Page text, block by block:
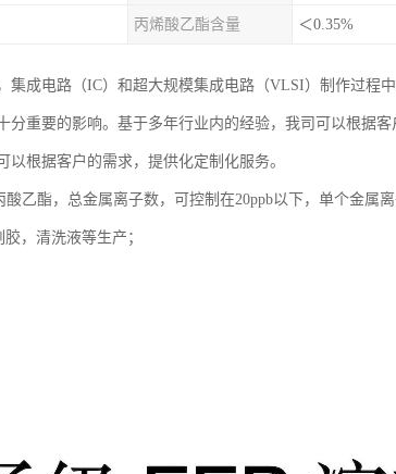
丙烯酸乙酯含量 ＜0.35%
集成电路（IC）和超大规模集成电路（VLSI）制作过程
分重要的影响。基于多年行业内的经验，我司可以根据
根据客户的需求，提供化定制化服务。
乙酯，总金属离子数，可控制在20ppb以下，单个金属
，清洗液等生产；